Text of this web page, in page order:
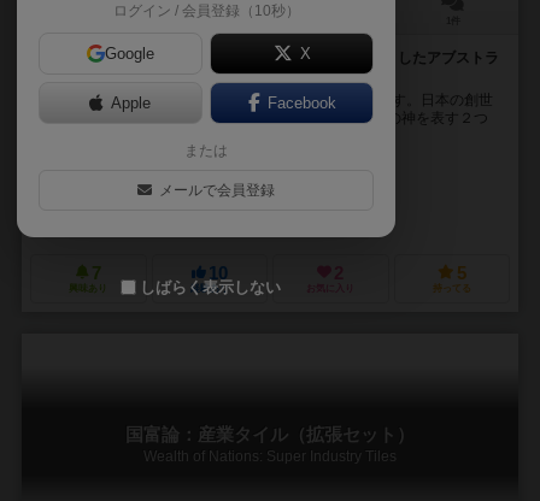
10～25分
6×6マスの盤面に生まれる世界。日本神話をモチーフとしたアブストラ
国産み（Kuniumi）は、2人用アブストラクトゲームです。日本の創世
神話をモチーフとしていて、プレイヤーは海の神と陸の神を表す２つ
7
興味あり
10
経験あり
2
お気に入り
5
持ってる
国富論：産業タイル（拡張セット）
Wealth of Nations: Super Industry Tiles
ログイン / 会員登録（10秒）
Google X
Apple Facebook
または
メールで会員登録
しばらく表示しない